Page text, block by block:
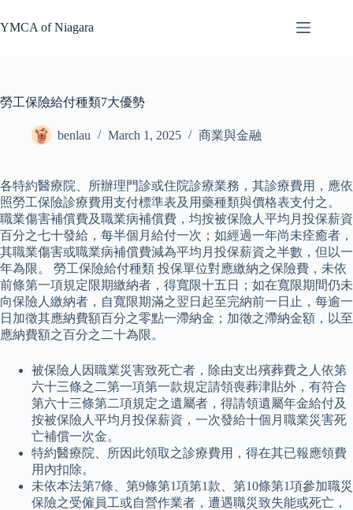
to
content
YMCA of Niagara
勞工保險給付種類7大優勢
benlau March 1, 2025 商業與金融
各特約醫療院、所辦理門診或住院診療業務，其診療費用，應依
照勞工保險診療費用支付標準表及用藥種類與價格表支付之。
職業傷害補償費及職業病補償費，均按被保險人平均月投保薪資
百分之七十發給，每半個月給付一次；如經過一年尚未痊癒者，
其職業傷害或職業病補償費減為平均月投保薪資之半數，但以一
年為限。 勞工保險給付種類 投保單位對應繳納之保險費，未依
前條第一項規定限期繳納者，得寬限十五日；如在寬限期間仍未
向保險人繳納者，自寬限期滿之翌日起至完納前一日止，每逾一
日加徵其應納費額百分之零點一滯納金；加徵之滯納金額，以至
應納費額之百分之二十為限。
被保險人因職業災害致死亡者，除由支出殯葬費之人依第
六十三條之二第一項第一款規定請領喪葬津貼外，有符合
第六十三條第二項規定之遺屬者，得請領遺屬年金給付及
按被保險人平均月投保薪資，一次發給十個月職業災害死
亡補償一次金。
特約醫療院、所因此領取之診療費用，得在其已報應領費
用內扣除。
未依本法第7條、第9條第1項第1款、第10條第1項參加職災
保險之受僱員工或自營作業者，遭遇職災致失能或死亡，